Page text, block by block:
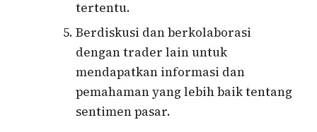
tertentu.
Berdiskusi dan berkolaborasi
dengan trader lain untuk
mendapatkan informasi dan
pemahaman yang lebih baik tentang
sentimen pasar.